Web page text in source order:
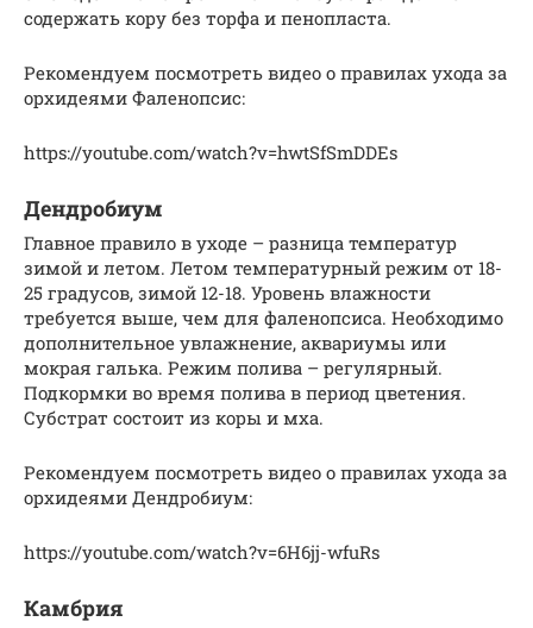
содержать кору без торфа и пенопласта.
Рекомендуем посмотреть видео о правилах ухода за
орхидеями Фаленопсис:
https://youtube.com/watch?v=hwtSfSmDDEs
Дендробиум
Главное правило в уходе – разница температур
зимой и летом. Летом температурный режим от 18-
25 градусов, зимой 12-18. Уровень влажности
требуется выше, чем для фаленопсиса. Необходимо
дополнительное увлажнение, аквариумы или
мокрая галька. Режим полива – регулярный.
Подкормки во время полива в период цветения.
Субстрат состоит из коры и мха.
Рекомендуем посмотреть видео о правилах ухода за
орхидеями Дендробиум:
https://youtube.com/watch?v=6H6jj-wfuRs
Камбрия